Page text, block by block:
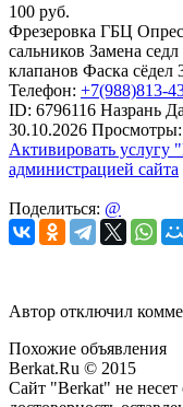
100 руб.
Фрезеровка ГБЦ
сальников Замена
клапанов Фаска сёдел
Телефон: +7(988)813-
ID: 6796116 Назрань
30.10.2026
Активировать услугу
администрацией сайта
Поделиться: @
Автор отключил
Похожие объявления
Berkat.Ru © 2015
Сайт "Berkat" не несет